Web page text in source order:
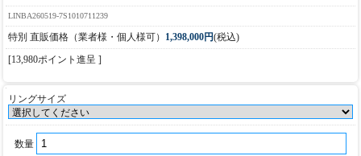
LINBA260519-7S1010711239
特別 直販価格（業者様・個人様可） 1,398,000円(税込)
[13,980ポイント進呈 ]
リングサイズ
数量